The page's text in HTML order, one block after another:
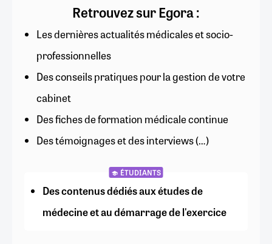
Retrouvez sur Egora :
Les dernières actualités médicales et socio-
professionnelles
Des conseils pratiques pour la gestion de votre
cabinet
Des fiches de formation médicale continue
Des témoignages et des interviews (…)
ÉTUDIANTS
Des contenus dédiés aux études de
médecine et au démarrage de l'exercice